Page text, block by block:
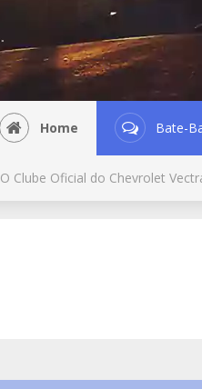
Home Bate-
O Clube Oficial do Chevrolet